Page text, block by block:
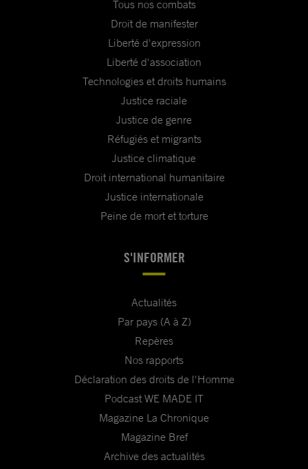
Tous nos combats
Droit de manifester
Liberté d'expression
Liberté d'association
Technologies et droits humains
Justice raciale
Justice de genre
Réfugiés et migrants
Justice climatique
Droit international humanitaire
Justice internationale
Peine de mort et torture
S'INFORMER
Actualités
Par pays (A à Z)
Repères
Nos rapports
Déclaration des droits de l'Homme
Podcast WE MADE IT
Magazine La Chronique
Magazine Bref
Archive des actualités